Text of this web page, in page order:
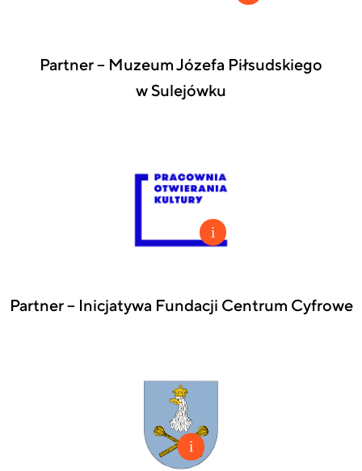
Partner – Muzeum Józefa Piłsudskiego
w Sulejówku
Partner – Inicjatywa Fundacji Centrum Cyfrowe